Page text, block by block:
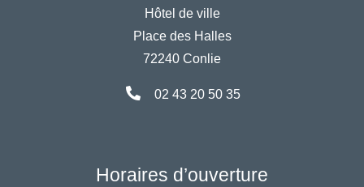
Hôtel de ville
Place des Halles
72240 Conlie
02 43 20 50 35
Horaires d’ouverture